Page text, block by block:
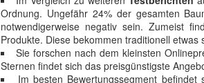
Ordnung. Ungefähr 24% der gesamten
notwendigerweise negativ sein. Zumeist
Produkte. Diese bekommen traditionell
Sie forschen nach dem kleinsten
Sternen findet sich das preisgünstigste
Im besten Bewertungssegment